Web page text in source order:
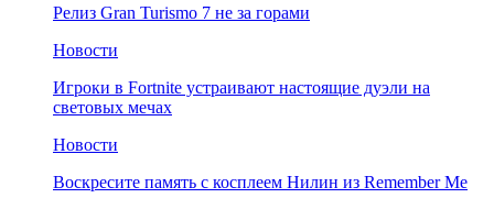
Релиз Gran Turismo 7 не за горами
Новости
Игроки в Fortnite устраивают настоящие дуэли на
световых мечах
Новости
Воскресите память с косплеем Нилин из Remember Me